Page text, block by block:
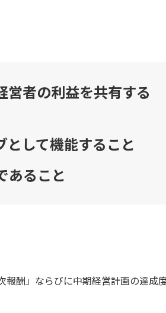
営者の利益を共有する
して機能すること
あること
酬」ならびに中期経営計画の達成